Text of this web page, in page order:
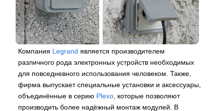
Компания Legrand является производителем
различного рода электронных устройств необходимых
для повседневного использования человеком. Также,
фирма выпускает специальные установки и аксессуары,
объединённые в серию Plexo , которые позволяют
производить более надёжный монтаж модулей. В